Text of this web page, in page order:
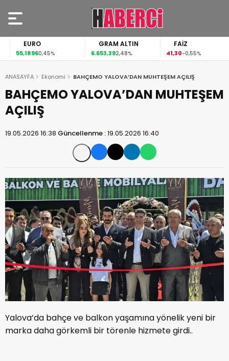
EURO
55,18960,45%
GRAM ALTIN
6.653,392,48%
FAİZ
41,30-0,55%
ANASAYFA Ekonomi BAHÇEMO YALOVA’DAN MUHTEŞEM AÇILIŞ
BAHÇEMO YALOVA’DAN MUHTEŞEM
AÇILIŞ
19.05.2026 16:38 Güncellenme :19.05.2026 16:40
Yalova’da bahçe ve balkon yaşamına yönelik yeni bir
marka daha görkemli bir törenle hizmete girdi..